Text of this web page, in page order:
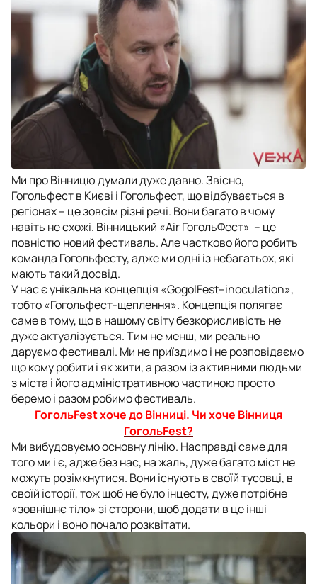
Ми про Вінницю думали дуже давно. Звісно,
Гогольфест в Києві і Гогольфест, що відбувається в
регіонах – це зовсім різні речі. Вони багато в чому
навіть не схожі. Вінницький «Air ГогольФест» – це
повністю новий фестиваль. Але частково його робить
команда Гогольфесту, адже ми одні із небагатьох, які
мають такий досвід.
У нас є унікальна концепція «GogolFest–inoculation»,
тобто «Гогольфест-щеплення». Концепція полягає
саме в тому, що в нашому світу безкорисливість не
дуже актуалізується. Тим не менш, ми реально
даруємо фестивалі. Ми не приїздимо і не розповідаємо
що кому робити і як жити, а разом із активними людьми
з міста і його адміністративною частиною просто
беремо і разом робимо фестиваль.
ГогольFest хоче до Вінниці. Чи хоче Вінниця
ГогольFest?
Ми вибудовуємо основну лінію. Насправді саме для
того ми і є, адже без нас, на жаль, дуже багато міст не
можуть розімкнутися. Вони існують в своїй тусовці, в
своїй історії, тож щоб не було інцесту, дуже потрібне
«зовнішнє тіло» зі сторони, щоб додати в це інші
кольори і воно почало розквітати.